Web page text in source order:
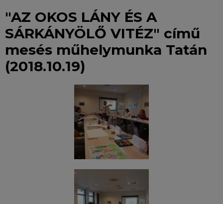
"AZ OKOS LÁNY ÉS A
SÁRKÁNYÖLŐ VITÉZ" című
mesés műhelymunka Tatán
(2018.10.19)